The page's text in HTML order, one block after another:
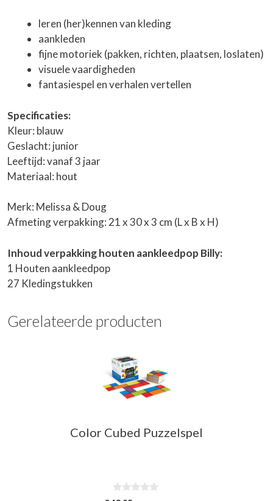
leren (her)kennen van kleding
aankleden
fijne motoriek (pakken, richten, plaatsen, loslaten)
visuele vaardigheden
fantasiespel en verhalen vertellen
Specificaties:
Kleur: blauw
Geslacht: junior
Leeftijd: vanaf 3 jaar
Materiaal: hout
Merk: Melissa & Doug
Afmeting verpakking: 21 x 30 x 3 cm (L x B x H)
Inhoud verpakking houten aankleedpop Billy:
1 Houten aankleedpop
27 Kledingstukken
Gerelateerde producten
Color Cubed Puzzelspel
0